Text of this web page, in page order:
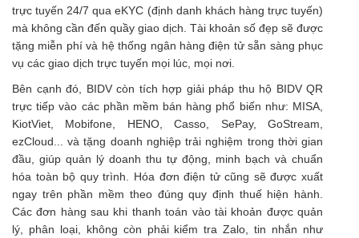
trực tuyến 24/7 qua eKYC (định danh khách hàng trực tuyến)
mà không cần đến quầy giao dịch. Tài khoản số đẹp sẽ được
tặng miễn phí và hệ thống ngân hàng điện tử sẵn sàng phục
vụ các giao dịch trực tuyến mọi lúc, mọi nơi.
Bên cạnh đó, BIDV còn tích hợp giải pháp thu hộ BIDV QR
trực tiếp vào các phần mềm bán hàng phổ biến như: MISA,
KiotViet, Mobifone, HENO, Casso, SePay, GoStream,
ezCloud... và tặng doanh nghiệp trải nghiệm trong thời gian
đầu, giúp quản lý doanh thu tự động, minh bạch và chuẩn
hóa toàn bộ quy trình. Hóa đơn điện tử cũng sẽ được xuất
ngay trên phần mềm theo đúng quy định thuế hiện hành.
Các đơn hàng sau khi thanh toán vào tài khoản được quản
lý, phân loại, không còn phải kiểm tra Zalo, tin nhắn như